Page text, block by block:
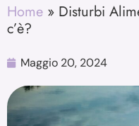
Home » Disturbi
c’è?
Maggio 20, 2024